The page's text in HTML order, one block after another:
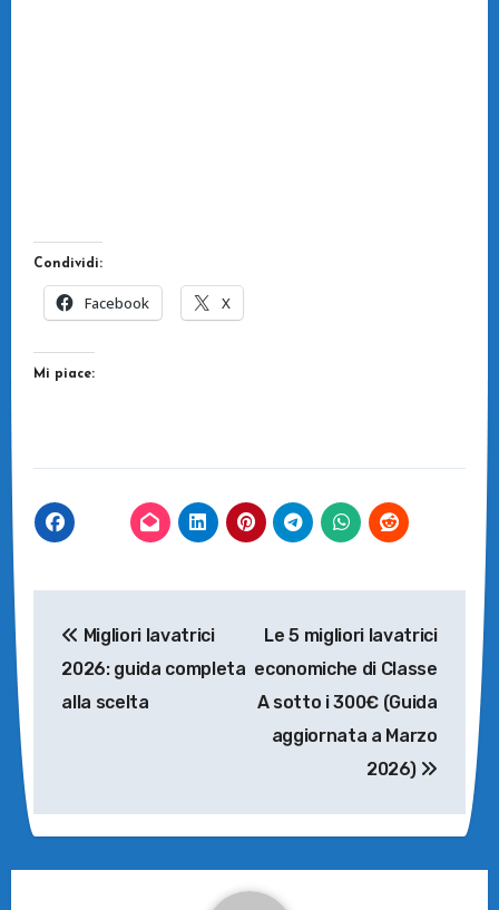
Condividi:
Facebook X
Mi piace:
articoli
Migliori lavatrici
2026: guida completa
alla scelta
Le 5 migliori lavatrici
economiche di Classe
A sotto i 300€ (Guida
aggiornata a Marzo
2026)